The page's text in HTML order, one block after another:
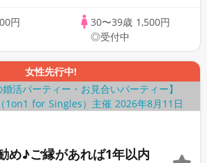
円
30〜39歳 1,500円
◎受付中
女性先行中!
め♪ご縁があれば1年以内